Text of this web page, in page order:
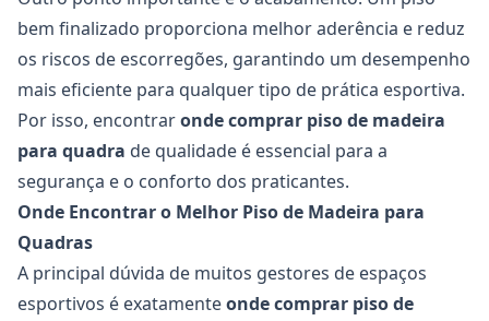
bem finalizado proporciona melhor aderência e reduz
os riscos de escorregões, garantindo um desempenho
mais eficiente para qualquer tipo de prática esportiva.
Por isso, encontraronde comprar piso de madeira
para quadra de qualidade é essencial para a
segurança e o conforto dos praticantes.
Onde Encontrar o Melhor Piso de Madeira para
Quadras
A principal dúvida de muitos gestores de espaços
esportivos é exatamenteonde comprar piso de